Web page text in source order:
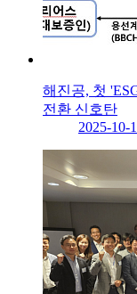
해진공, 첫
전환 신호탄
2025-10-